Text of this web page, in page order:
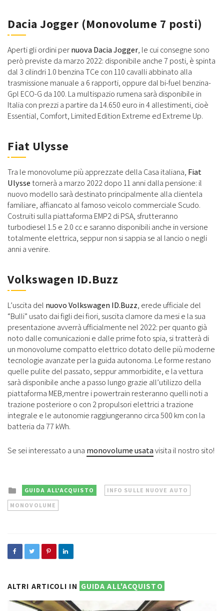
Dacia Jogger (Monovolume 7 posti)
Aperti gli ordini pernuova Dacia Jogger, le cui consegne sono
però previste da marzo 2022: disponibile anche 7 posti, è spinta
dal 3 cilindri 1.0 benzina TCe con 110 cavalli abbinato alla
trasmissione manuale a 6 rapporti, oppure dal bi-fuel benzina-
Gpl ECO-G da 100. La multispazio rumena sarà disponibile in
Italia con prezzi a partire da 14.650 euro in 4 allestimenti, cioè
Essential, Comfort, Limited Edition Extreme ed Extreme Up.
Fiat Ulysse
Tra le monovolume più apprezzate della Casa italiana, Fiat
Ulyssetornerà a marzo 2022 dopo 11 anni dalla pensione: il
nuovo modello sarà destinato principalmente alla clientela
familiare, affiancato al famoso veicolo commerciale Scudo.
Costruiti sulla piattaforma EMP2 di PSA, sfrutteranno
turbodiesel 1.5 e 2.0 cc e saranno disponibili anche in versione
totalmente elettrica, seppur non si sappia se al lancio o negli
anni a venire.
Volkswagen ID.Buzz
L’uscita del nuovo Volkswagen ID.Buzz, erede ufficiale del
“Bulli” usato dai figli dei fiori, suscita clamore da mesi e la sua
presentazione avverrà ufficialmente nel 2022: per quanto già
noto dalle comunicazioni e dalle prime foto spia, si tratterà di
un monovolume compatto elettrico dotato delle più moderne
tecnologie avanzate per la guida autonoma. Le forme restano
quelle pulite del passato, seppur ammorbidite, e la vettura
sarà disponibile anche a passo lungo grazie all’utilizzo della
piattaforma MEB,mentre i powertrain resteranno quelli noti a
trazione posteriore o con 2 propulsori elettrici a trazione
integrale e le autonomie raggiungeranno circa 500 km con la
batteria da 77 kWh.
Se sei interessato a una monovolume usatavisita il nostro sito!
Posted
in
GUIDA ALL'ACQUISTO
INFO SULLE NUOVE AUTO
MONOVOLUME
ALTRI ARTICOLI IN GUIDA ALL'ACQUISTO